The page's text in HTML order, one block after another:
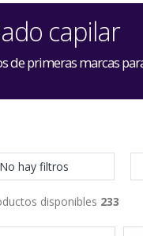
capilar
de primeras marcas
No hay filtros
disponibles 233